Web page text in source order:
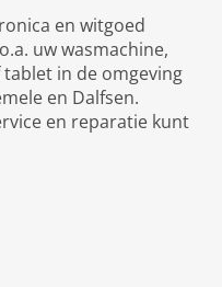
en witgoed
uw wasmachine,
in de omgeving
en Dalfsen.
en reparatie kunt